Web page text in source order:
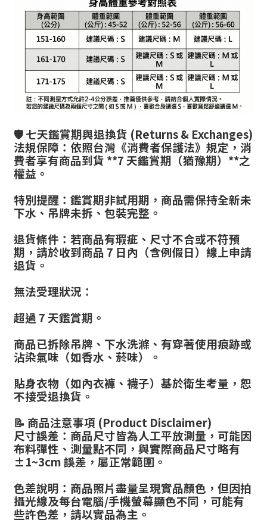
🛡️ 七天鑑賞期與退換貨 (Returns & Exchanges)
法規保障：依照台灣《消費者保護法》規定，消
費者享有商品到貨 **7 天鑑賞期（猶豫期）**之
權益。
特別提醒：鑑賞期非試用期，商品需保持全新未
下水、吊牌未拆、包裝完整。
退貨條件：若商品有瑕疵、尺寸不合或不符預
期，請於收到商品 7 日內（含例假日）線上申請
退貨。
無法受理狀況：
超過 7 天鑑賞期。
商品已拆除吊牌、下水洗滌、有穿著使用痕跡或
沾染氣味（如香水、菸味）。
貼身衣物（如內衣褲、襪子）基於衛生考量，恕
不接受退換貨。
📝 商品注意事項 (Product Disclaimer)
尺寸誤差：商品尺寸皆為人工平放測量，可能因
布料彈性、測量點不同，與實際商品尺寸略有
±1~3cm 誤差，屬正常範圍。
色差說明：商品照片盡量呈現實品顏色，但因拍
攝光線及每台電腦/手機螢幕顯色不同，可能有
些許色差，請以實品為主。